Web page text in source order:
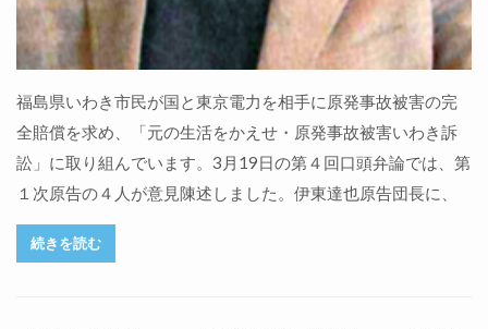
福島県いわき市民が国と東京電力を相手に原発事故被害の完
全賠償を求め、「元の生活をかえせ・原発事故被害いわき訴
訟」に取り組んでいます。3月19日の第４回口頭弁論では、第
１次原告の４人が意見陳述しました。伊東達也原告団長に、
続きを読む